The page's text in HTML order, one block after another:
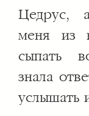
Цедрус,
меня из
сыпать
знала
услышать